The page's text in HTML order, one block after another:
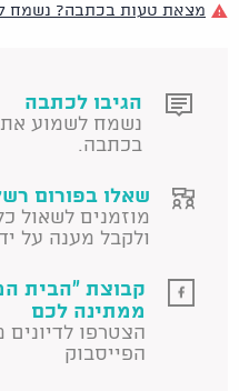
מצאת טעות בכתבה? נשמח
הגיבו לכתבה
נשמח לשמוע
בכתבה.
שאלו בפורום
מוזמנים לשאול
ולקבל מענה על
קבוצת "הבית
ממתינה לכם
הצטרפו
הפייסבוק